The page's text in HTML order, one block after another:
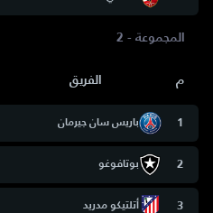
المجموعة - 2
م الفريق
1 باريس سان جيرمان
2 بوتافوغو
3 أتلتيكو مدريد